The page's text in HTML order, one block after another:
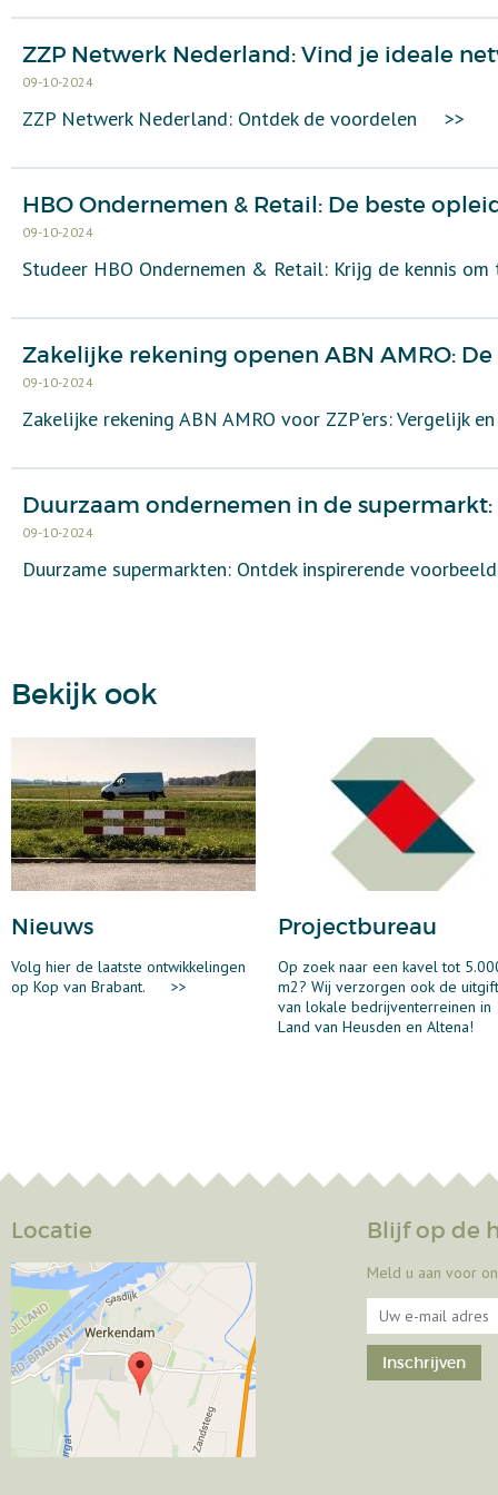
ZZP Netwerk Nederland: Vind je ideale
09-10-2024
ZZP Netwerk Nederland: Ontdek de voordelen >>
HBO Ondernemen & Retail: De beste
09-10-2024
Studeer HBO Ondernemen & Retail: Krijg de kennis
Zakelijke rekening openen ABN AMRO:
09-10-2024
Zakelijke rekening ABN AMRO voor ZZP'ers: Vergelijk
Duurzaam ondernemen in de
09-10-2024
Duurzame supermarkten: Ontdek inspirerende
Bekijk ook
Nieuws
Volg hier de laatste ontwikkelingen
op Kop van Brabant.
>>
Projectbureau
Op zoek naar een kavel tot
m2? Wij verzorgen ook de
van lokale bedrijventerreinen in
Land van Heusden en Altena!
Locatie Blijf op de
Meld u aan voor